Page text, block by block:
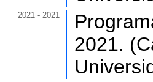
2021 - 2021
2021.